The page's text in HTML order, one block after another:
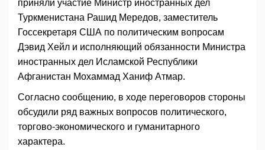
приняли участие Министр иностранных дел
Туркменистана Рашид Мередов, заместитель
Госсекретаря США по политическим вопросам
Дэвид Хейл и исполняющий обязанности Министра
иностранных дел Исламской Республики
Афганистан Мохаммад Ханиф Атмар.
Согласно сообщению, в ходе переговоров стороны
обсудили ряд важных вопросов политического,
торгово-экономического и гуманитарного
характера.